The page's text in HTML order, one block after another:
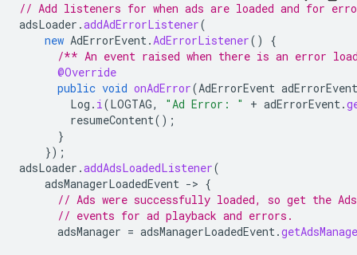
// Add listeners for when ads are loaded and for
adsLoader .addAdErrorListener(
new AdErrorEvent.AdErrorListener()
{
/** An event raised when there is an error
@Override
public void onAdError(AdErrorEvent adErrorEvent
Log . i(LOGTAG, "Ad Error: " + adErrorEvent.
resumeContent();
}
});
adsLoader .addAdsLoadedListener(
adsManagerLoadedEvent -> {
// Ads were successfully loaded, so get the
// events for ad playback and errors.
adsManager = adsManagerLoadedEvent.